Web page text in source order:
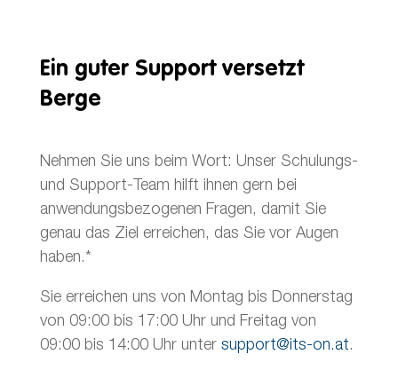
Ein guter Support versetzt
Berge
Nehmen Sie uns beim Wort: Unser Schulungs-
und Support-Team hilft ihnen gern bei
anwendungsbezogenen Fragen, damit Sie
genau das Ziel erreichen, das Sie vor Augen
haben.*
Sie erreichen uns von Montag bis Donnerstag
von 09:00 bis 17:00 Uhr und Freitag von
09:00 bis 14:00 Uhr unter support@its-on.at.